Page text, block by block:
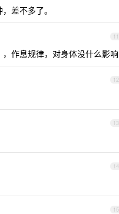
差不多了。
11
作息规律，对身体没什么影响
12
13
14
15